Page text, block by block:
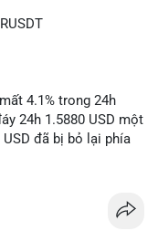
4.1% trong 24h
24h 1.5880 USD một
đã bị bỏ lại phía
10.29 triệu NEAR